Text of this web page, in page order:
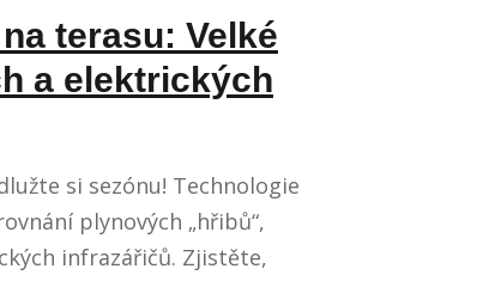
terasu: Velké
a elektrických
si sezónu! Technologie
plynových „hřibů“,
infrazářičů. Zjistěte,